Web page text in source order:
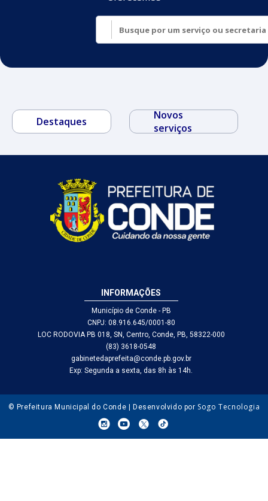
Destaques
Novos
serviços
INFORMAÇÕES
Município de Conde - PB
CNPJ: 08.916.645/0001-80
LOC RODOVIA PB 018, SN, Centro, Conde, PB, 58322-000
(83) 3618-0548
gabinetedaprefeita@conde.pb.gov.br
Exp: Segunda a sexta, das 8h às 14h.
© Prefeitura Municipal do Conde | Desenvolvido por Sogo Tecnologia